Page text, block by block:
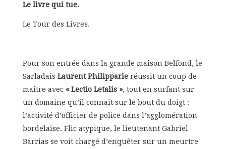
Le livre qui tue.
Le Tour des Livres.
Pour son entrée dans la grande maison Belfond, le
Sarladais Laurent Philipparieréussit un coup de
maître avec « Lectio Letalis », tout en surfant sur
un domaine qu’il connait sur le bout du doigt :
l’activité d’officier de police dans l’agglomération
bordelaise. Flic atypique, le lieutenant Gabriel
Barrias se voit chargé d’enquêter sur un meurtre